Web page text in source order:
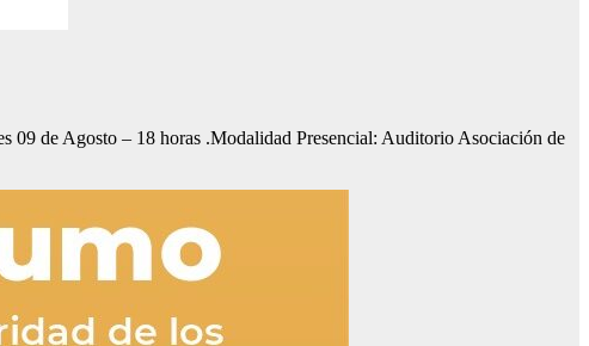
de Agosto – 18 horas .Modalidad Presencial: Auditorio Asociación de